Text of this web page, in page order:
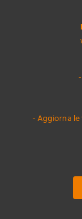
- Aggiorna